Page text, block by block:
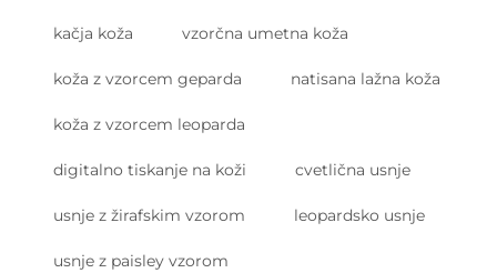
kačja koža vzorčna umetna koža
koža z vzorcem geparda natisana lažna koža
koža z vzorcem leoparda
digitalno tiskanje na koži cvetlična usnje
usnje z žirafskim vzorom leopardsko usnje
usnje z paisley vzorom